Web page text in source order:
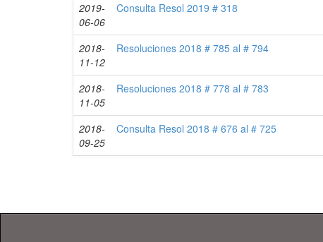
2019-
06-06
Consulta Resol 2019 # 318
2018-
11-12
Resoluciones 2018 # 785 al # 794
2018-
11-05
Resoluciones 2018 # 778 al # 783
2018-
09-25
Consulta Resol 2018 # 676 al # 725